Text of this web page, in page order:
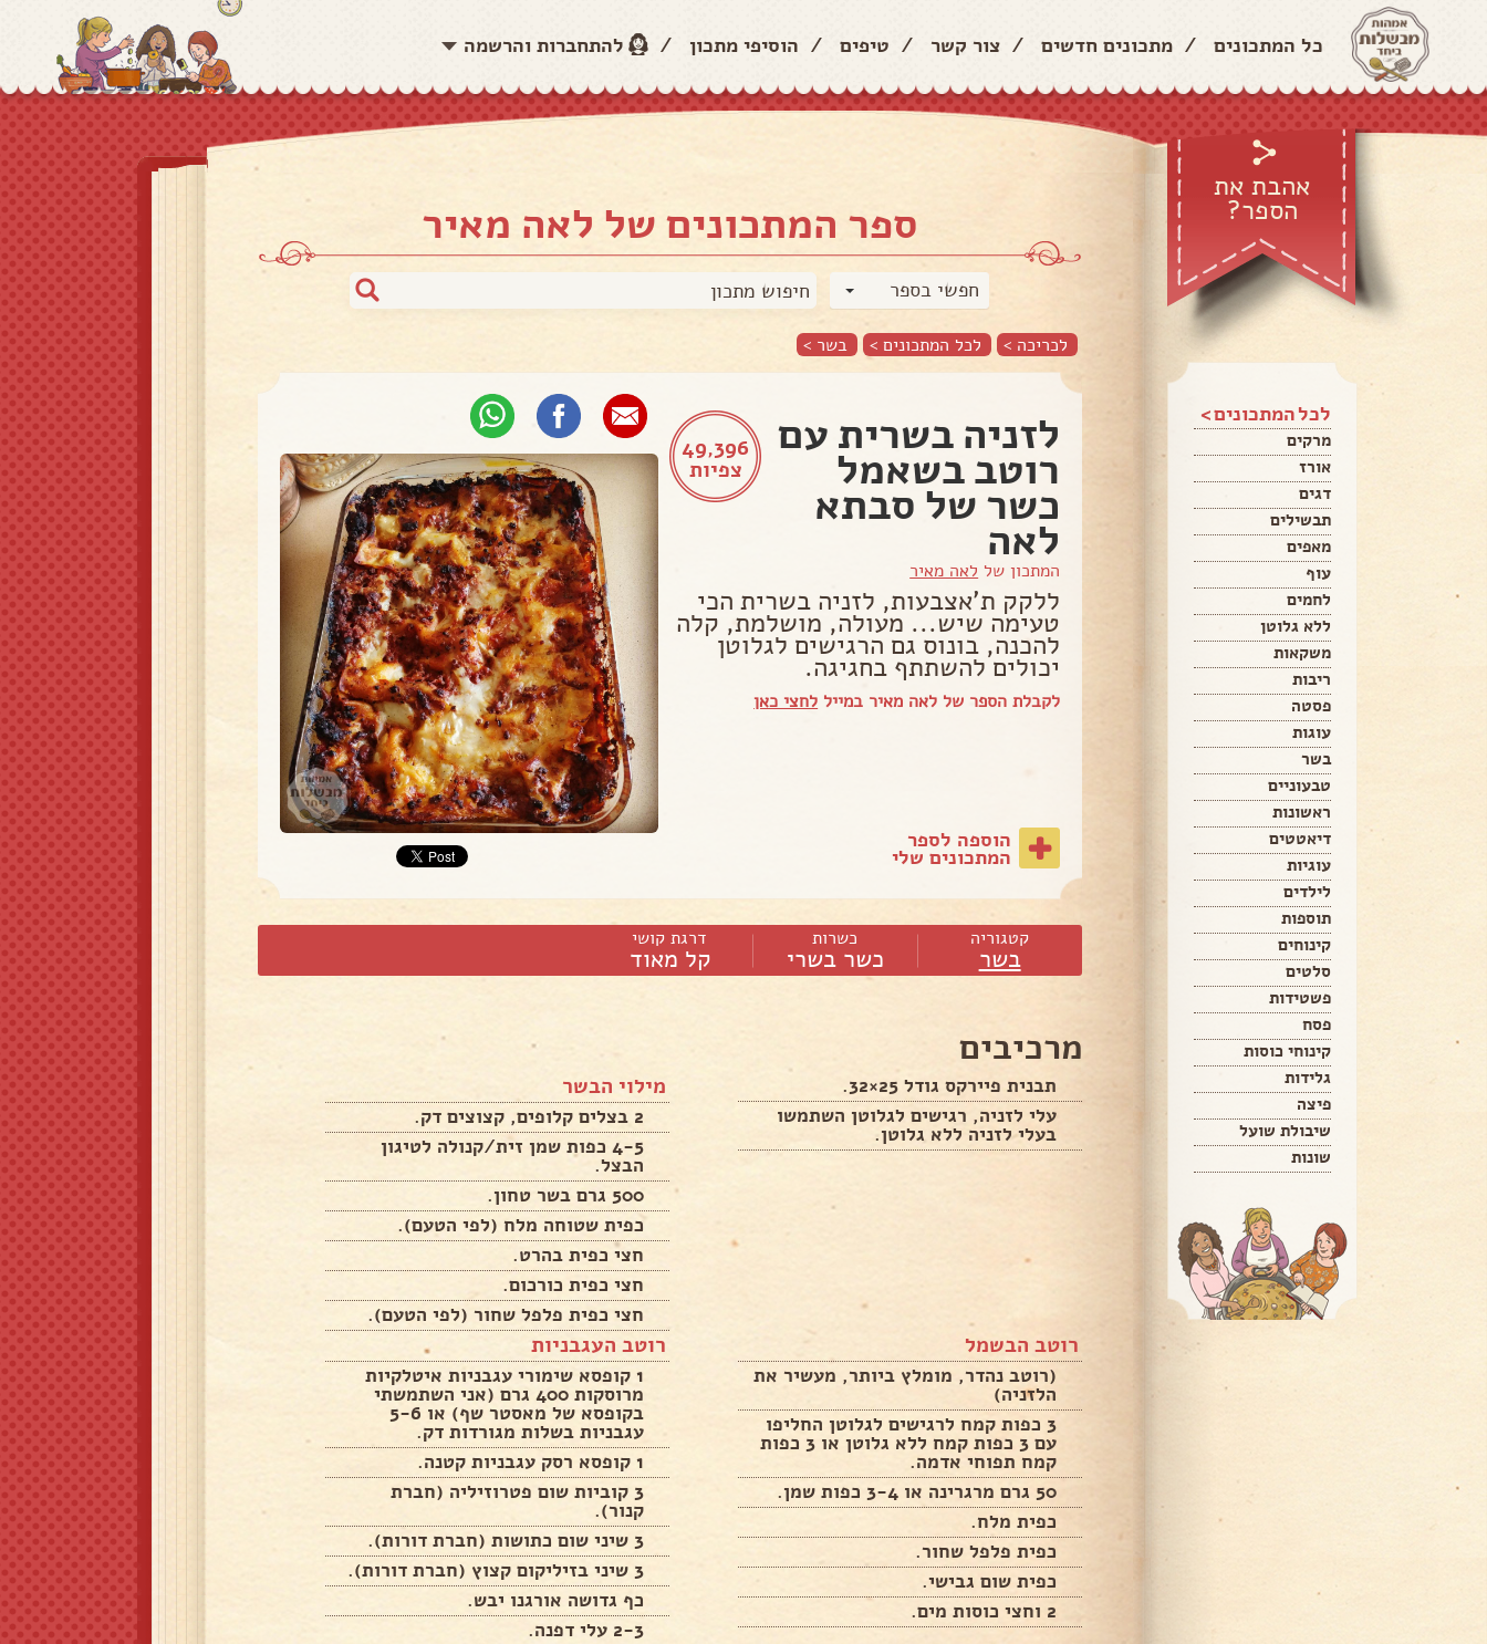
כל המתכונים / מתכונים חדשים / צור קשר / טיפים / הוסיפי מתכון / להתחברות והרשמה
אהבת את
הספר?
לכל המתכונים >
מרקים
אורז
דגים
תבשילים
מאפים
עוף
לחמים
ללא גלוטן
משקאות
ריבות
פסטה
עוגות
בשר
טבעוניים
ראשונות
דיאטטים
עוגיות
לילדים
תוספות
קינוחים
סלטים
פשטידות
פסח
קינוחי כוסות
גלידות
פיצה
שיבולת שועל
שונות
ספר המתכונים של לאה מאיר
חפשי בספר
לכריכה > לכל המתכונים > בשר >
49,396
צפיות
לזניה בשרית עם
רוטב בשאמל
כשר של סבתא
לאה
המתכון של לאה מאיר
ללקק ת'אצבעות, לזניה בשרית הכי
טעימה שיש... מעולה, מושלמת, קלה
להכנה, בונוס גם הרגישים לגלוטן
יכולים להשתתף בחגיגה.
לקבלת הספר של לאה מאיר במייל לחצי כאן
הוספה לספר
המתכונים שלי
קטגוריה
בשר
כשרות
כשר בשרי
דרגת קושי
קל מאוד
מרכיבים
תבנית פיירקס גודל 25×32.
עלי לזניה, רגישים לגלוטן השתמשו
בעלי לזניה ללא גלוטן.
מילוי הבשר
2 בצלים קלופים, קצוצים דק.
4-5 כפות שמן זית/קנולה לטיגון
הבצל.
500 גרם בשר טחון.
כפית שטוחה מלח (לפי הטעם).
חצי כפית בהרט.
חצי כפית כורכום.
חצי כפית פלפל שחור (לפי הטעם).
רוטב הבשמל
(רוטב נהדר, מומלץ ביותר, מעשיר את
הלזניה)
3 כפות קמח לרגישים לגלוטן החליפו
עם 3 כפות קמח ללא גלוטן או 3 כפות
קמח תפוחי אדמה.
50 גרם מרגרינה או 3-4 כפות שמן.
כפית מלח.
כפית פלפל שחור.
כפית שום גבישי.
2 וחצי כוסות מים.
רוטב העגבניות
1 קופסא שימורי עגבניות איטלקיות
מרוסקות 400 גרם (אני השתמשתי
בקופסא של מאסטר שף) או 5-6
עגבניות בשלות מגורדות דק.
1 קופסא רסק עגבניות קטנה.
3 קוביות שום פטרוזיליה (חברת
קנור).
3 שיני שום כתושות (חברת דורות).
3 שיני בזיליקום קצוץ (חברת דורות).
כף גדושה אורגנו יבש.
2-3 עלי דפנה.